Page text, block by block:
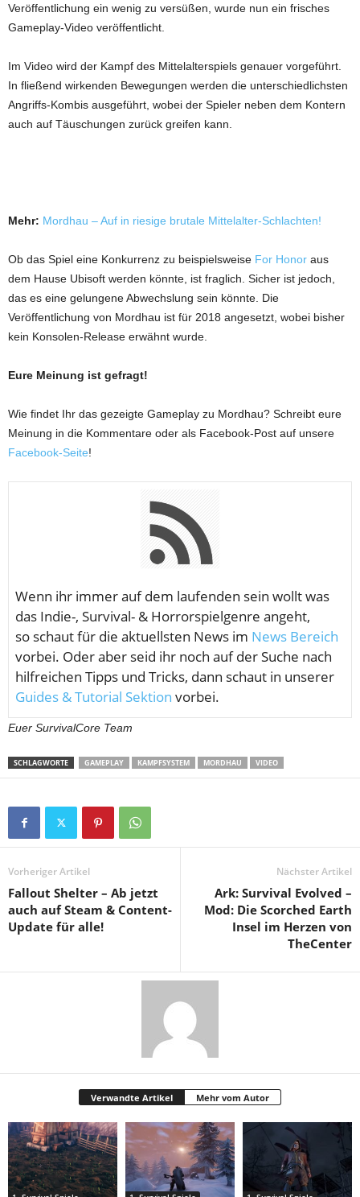
Veröffentlichung ein wenig zu versüßen, wurde nun ein frisches
Gameplay-Video veröffentlicht.
Im Video wird der Kampf des Mittelalterspiels genauer vorgeführt.
In fließend wirkenden Bewegungen werden die unterschiedlichsten
Angriffs-Kombis ausgeführt, wobei der Spieler neben dem Kontern
auch auf Täuschungen zurück greifen kann.
Mehr: Mordhau – Auf in riesige brutale Mittelalter-Schlachten!
Ob das Spiel eine Konkurrenz zu beispielsweise For Honor aus
dem Hause Ubisoft werden könnte, ist fraglich. Sicher ist jedoch,
das es eine gelungene Abwechslung sein könnte. Die
Veröffentlichung von Mordhau ist für 2018 angesetzt, wobei bisher
kein Konsolen-Release erwähnt wurde.
Eure Meinung ist gefragt!
Wie findet Ihr das gezeigte Gameplay zu Mordhau? Schreibt eure
Meinung in die Kommentare oder als Facebook-Post auf unsere
Facebook-Seite!
Wenn ihr immer auf dem laufenden sein wollt was
das Indie-, Survival- & Horrorspielgenre angeht,
so schaut für die aktuellsten News im News Bereich
vorbei. Oder aber seid ihr noch auf der Suche nach
hilfreichen Tipps und Tricks, dann schaut in unserer
Guides & Tutorial Sektion vorbei.
Euer SurvivalCore Team
SCHLAGWORTE GAMEPLAY KAMPFSYSTEM MORDHAU VIDEO
Vorheriger Artikel
Fallout Shelter – Ab jetzt
auch auf Steam & Content-
Update für alle!
Nächster Artikel
Ark: Survival Evolved –
Mod: Die Scorched Earth
Insel im Herzen von
TheCenter
Verwandte Artikel Mehr vom Autor